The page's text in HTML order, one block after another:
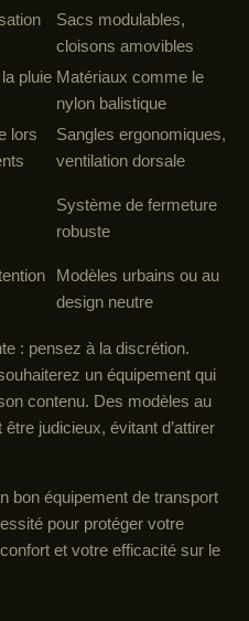
Sacs modulables,
cloisons amovibles
pluie Matériaux comme le
nylon balistique
lors
Sangles ergonomiques,
ventilation dorsale
Système de fermeture
robuste
Modèles urbains ou au
design neutre
: pensez à la discrétion.
un équipement qui
contenu. Des modèles au
judicieux, évitant d’attirer
bon équipement de transport
pour protéger votre
et votre efficacité sur le